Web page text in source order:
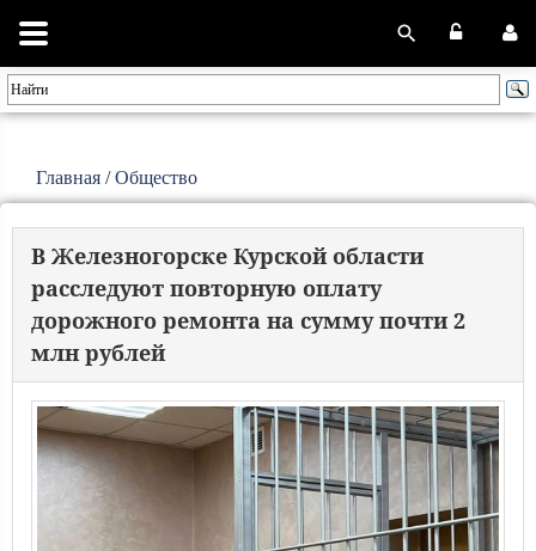
Главная /Общество
В Железногорске Курской области
расследуют повторную оплату
дорожного ремонта на сумму почти 2
млн рублей